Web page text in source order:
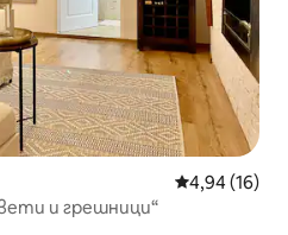
Средна
4,94 (16)
и грешници“